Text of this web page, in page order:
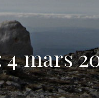
4 mars